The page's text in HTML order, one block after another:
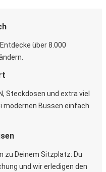
über 8.000
Steckdosen und extra viel
modernen Bussen einfach
zu Deinem Sitzplatz: Du
und wir erledigen den